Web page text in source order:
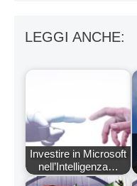
LEGGI ANCHE:
Investire in Microsoft
nell’Intelligenza…